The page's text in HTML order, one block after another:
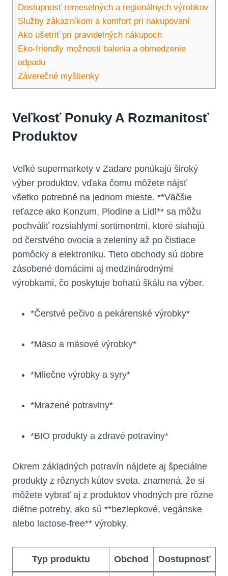
Dostupnosť remeselných a regionálnych výrobkov
Služby zákazníkom a komfort pri nakupovaní
Ako ušetriť pri pravidelných nákupoch
Eko-friendly možnosti balenia a obmedzenie
odpadu
Záverečné myšlienky
Veľkosť Ponuky A Rozmanitosť
Produktov
Veľké supermarkety v Zadare ponúkajú široký
výber produktov, vďaka čomu môžete nájsť
všetko potrebné na jednom mieste. **Väčšie
reťazce ako Konzum, Plodine a Lidl** sa môžu
pochváliť rozsiahlymi sortimentmi, ktoré siahajú
od čerstvého ovocia a zeleniny až po čistiace
pomôcky a elektroniku. Tieto obchody sú dobre
zásobené domácimi aj medzinárodnými
výrobkami, čo poskytuje bohatú škálu na výber.
*Čerstvé pečivo a pekárenské výrobky*
*Mäso a mäsové výrobky*
*Mliečne výrobky a syry*
*Mrazené potraviny*
*BIO produkty a zdravé potraviny*
Okrem základných potravín nájdete aj špeciálne
produkty z rôznych kútov sveta. znamená, že si
môžete vybrať aj z produktov vhodných pre rôzne
diétne potreby, ako sú **bezlepkové, vegánske
alebo lactose-free** výrobky.
Typ produktu Obchod Dostupnosť